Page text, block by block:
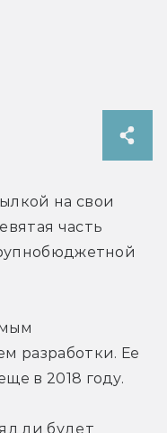
на свои
часть
разработки. Ее
в 2018 году.
ли будет